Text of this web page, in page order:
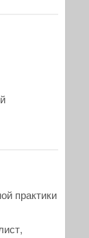
практики